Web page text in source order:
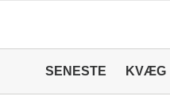
SENESTE KVÆG